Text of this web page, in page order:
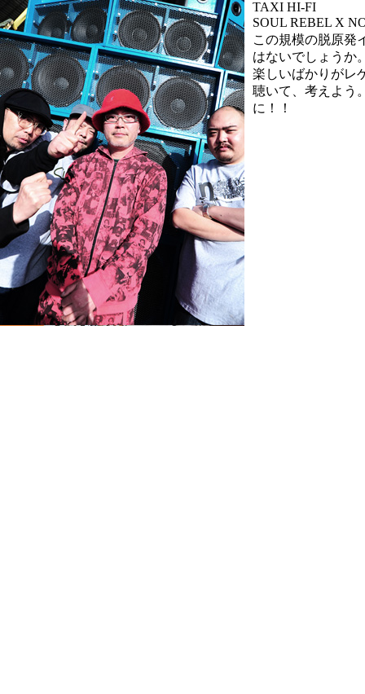
TAXI HI-FI
SOUL REBEL X
この規模の脱原発
はないでしょうか
楽しいばかりがレ
聴いて、考えよう
に！！